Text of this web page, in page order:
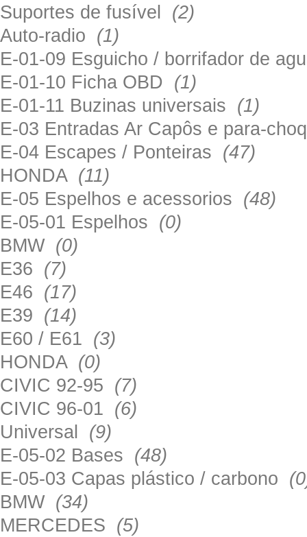
Suportes de fusível (2)
Auto-radio (1)
E-01-09 Esguicho / borrifador de
E-01-10 Ficha OBD (1)
E-01-11 Buzinas universais (1)
E-03 Entradas Ar Capôs e para-
E-04 Escapes / Ponteiras (47)
HONDA (11)
E-05 Espelhos e acessorios (48)
E-05-01 Espelhos (0)
BMW (0)
E36 (7)
E46 (17)
E39 (14)
E60 / E61 (3)
HONDA (0)
CIVIC 92-95 (7)
CIVIC 96-01 (6)
Universal (9)
E-05-02 Bases (48)
E-05-03 Capas plástico / carbono
BMW (34)
MERCEDES (5)